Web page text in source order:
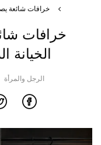
خرافات شائعة
خرافات
الرجل والمرأة